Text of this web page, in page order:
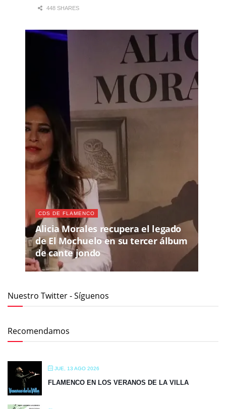
448 SHARES
CDS DE FLAMENCO
Alicia Morales recupera el legado
de El Mochuelo en su tercer álbum
de cante jondo
Nuestro Twitter - Síguenos
Recomendamos
JUE, 13 AGO 2026
FLAMENCO EN LOS VERANOS DE LA VILLA